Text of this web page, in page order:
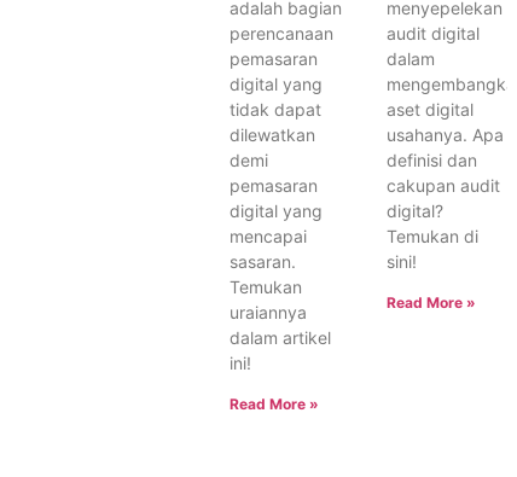
adalah bagian
perencanaan
pemasaran
digital yang
tidak dapat
dilewatkan
demi
pemasaran
digital yang
mencapai
sasaran.
Temukan
uraiannya
dalam artikel
ini!
Read More »
menyepelekan
audit digital
dalam
mengembangkan
aset digital
usahanya. Apa
definisi dan
cakupan audit
digital?
Temukan di
sini!
Read More »